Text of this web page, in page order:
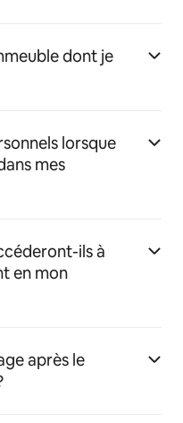
dont je
lorsque
mes
ils à
en mon
après le